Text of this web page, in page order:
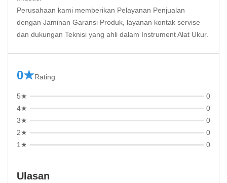
Perusahaan kami memberikan Pelayanan Penjualan
dengan Jaminan Garansi Produk, layanan kontak servise
dan dukungan Teknisi yang ahli dalam Instrument Alat Ukur.
0★Rating
5★
0
4★
0
3★
0
2★
0
1★
0
Ulasan